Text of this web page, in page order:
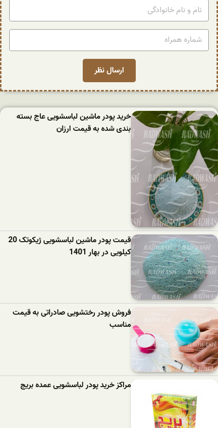
خرید پودر ماشین لباسشویی عاج بسته
بندی شده به قیمت ارزان
قیمت پودر ماشین لباسشویی ژیکوتک 20
کیلویی در بهار 1401
فروش پودر رختشویی صادراتی به قیمت
مناسب
مراکز خرید پودر لباسشویی عمده بریج